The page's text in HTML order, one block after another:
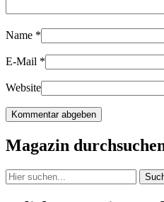
Name *
E-Mail *
Website
Magazin